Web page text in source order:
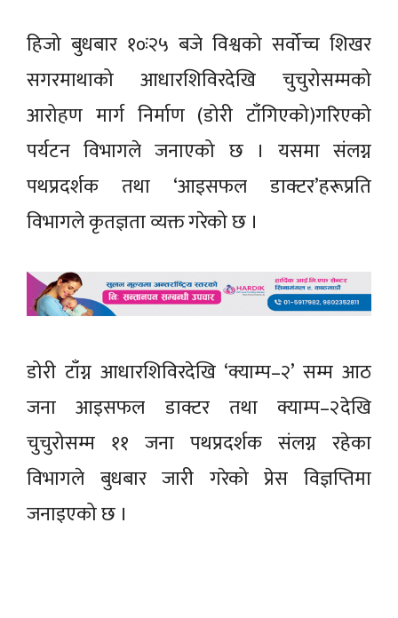
हिजो बुधबार १०ः२५ बजे विश्वको सर्वोच्च शिखर
सगरमाथाको आधारशिविरदेखि चुचुरोसम्मको
आरोहण मार्ग निर्माण (डोरी टाँगिएको)गरिएको
पर्यटन विभागले जनाएको छ । यसमा संलग्न
पथप्रदर्शक तथा ‘आइसफल डाक्टर’हरूप्रति
विभागले कृतज्ञता व्यक्त गरेको छ ।
डोरी टाँग्न आधारशिविरदेखि ‘क्याम्प–२’ सम्म आठ
जना आइसफल डाक्टर तथा क्याम्प–२देखि
चुचुरोसम्म ११ जना पथप्रदर्शक संलग्न रहेका
विभागले बुधबार जारी गरेको प्रेस विज्ञप्तिमा
जनाइएको छ ।